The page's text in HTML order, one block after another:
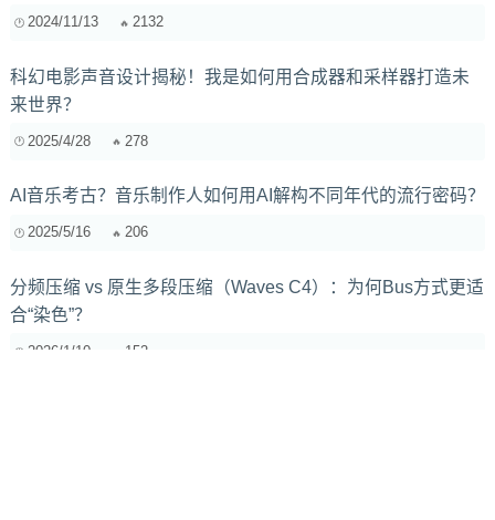
2024/11/13 2132
科幻电影声音设计揭秘！我是如何用合成器和采样器打造未
来世界？
2025/4/28 278
AI音乐考古？音乐制作人如何用AI解构不同年代的流行密码？
2025/5/16 206
分频压缩 vs 原生多段压缩（Waves C4）：为何Bus方式更适
合“染色”？
2026/1/10 152